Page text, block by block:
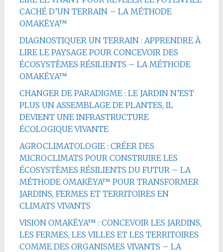
CACHÉ D’UN TERRAIN – LA MÉTHODE
OMAKËYA™
DIAGNOSTIQUER UN TERRAIN : APPRENDRE À
LIRE LE PAYSAGE POUR CONCEVOIR DES
ÉCOSYSTÈMES RÉSILIENTS – LA MÉTHODE
OMAKËYA™
CHANGER DE PARADIGME : LE JARDIN N’EST
PLUS UN ASSEMBLAGE DE PLANTES, IL
DEVIENT UNE INFRASTRUCTURE
ÉCOLOGIQUE VIVANTE
AGROCLIMATOLOGIE : CRÉER DES
MICROCLIMATS POUR CONSTRUIRE LES
ÉCOSYSTÈMES RÉSILIENTS DU FUTUR – LA
MÉTHODE OMAKËYA™ POUR TRANSFORMER
JARDINS, FERMES ET TERRITOIRES EN
CLIMATS VIVANTS
VISION OMAKËYA™ : CONCEVOIR LES JARDINS,
LES FERMES, LES VILLES ET LES TERRITOIRES
COMME DES ORGANISMES VIVANTS – LA